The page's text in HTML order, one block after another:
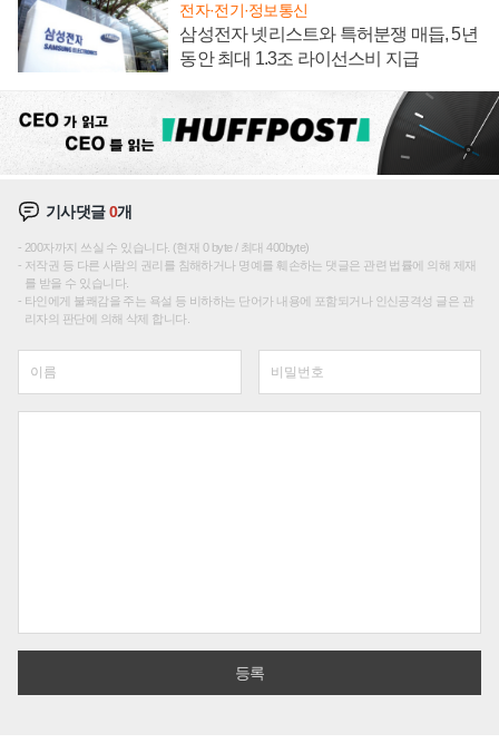
전자·전기·정보통신
삼성전자 넷리스트와 특허분쟁 매듭, 5년
동안 최대 1.3조 라이선스비 지급
기사댓글0개
200자까지 쓰실 수 있습니다. (현재 0 byte / 최대 400byte)
저작권 등 다른 사람의 권리를 침해하거나 명예를 훼손하는 댓글은 관련 법률에 의해 제재
를 받을 수 있습니다.
타인에게 불쾌감을 주는 욕설 등 비하하는 단어가 내용에 포함되거나 인신공격성 글은 관
리자의 판단에 의해 삭제 합니다.